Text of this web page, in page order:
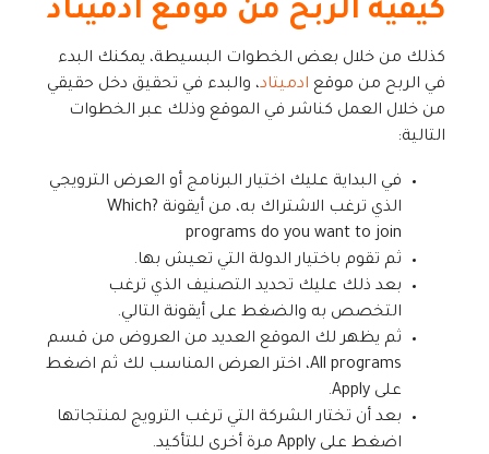
كيفية الربح من موقع ادميتاد
كذلك من خلال بعض الخطوات البسيطة، يمكنك البدء
في الربح من موقع ادميتاد، والبدء في تحقيق دخل حقيقي
من خلال العمل كناشر في الموقع وذلك عبر الخطوات
التالية:
في البداية عليك اختيار البرنامج أو العرض الترويجي
الذي ترغب الاشتراك به، من أيقونة ?Which
programs do you want to join
ثم تقوم باختيار الدولة التي تعيش بها.
بعد ذلك عليك تحديد التصنيف الذي ترغب
التخصص به والضغط على أيقونة التالي.
ثم يظهر لك الموقع العديد من العروض من قسم
All programs، اختر العرض المناسب لك ثم اضغط
على Apply.
بعد أن تختار الشركة التي ترغب الترويج لمنتجاتها
اضغط على Apply مرة أخرى للتأكيد.